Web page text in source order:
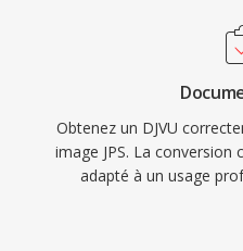
Obtenez un DJVU
image JPS. La
adapté à un usage